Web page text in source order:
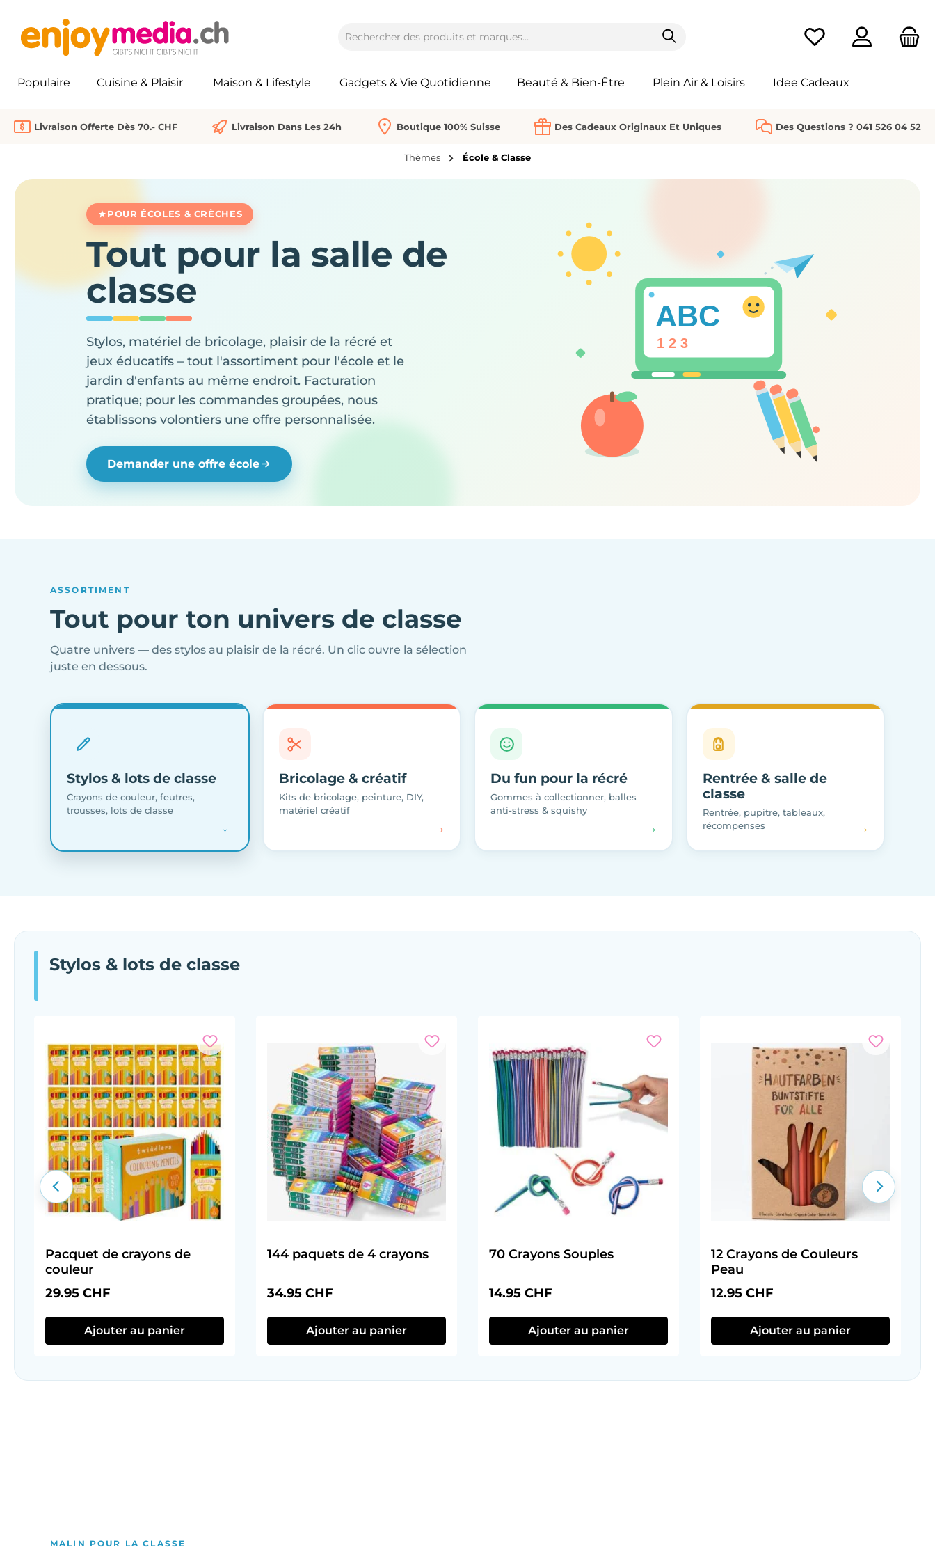
Vous avez 0 articles
Populaire Cuisine & Plaisir Maison & Lifestyle Gadgets & Vie Quotidienne Beauté & Bien-Être Plein Air & Loisirs Idee Cadeaux
Livraison Offerte Dès 70.- CHF Livraison Dans Les 24h Boutique 100% Suisse Des Cadeaux Originaux Et Uniques Des Questions ? 041 526 04 52
Thèmes École & Classe
POUR ÉCOLES & CRÈCHES
Tout pour la salle de
classe
Stylos, matériel de bricolage, plaisir de la récré et
jeux éducatifs – tout l'assortiment pour l'école et le
jardin d'enfants au même endroit. Facturation
pratique; pour les commandes groupées, nous
établissons volontiers une offre personnalisée.
Demander une offre école
ABC
1 2 3
ASSORTIMENT
Tout pour ton univers de classe
Quatre univers — des stylos au plaisir de la récré. Un clic ouvre la sélection
juste en dessous.
Stylos & lots de classe
Crayons de couleur, feutres,
trousses, lots de classe
→
Bricolage & créatif
Kits de bricolage, peinture, DIY,
matériel créatif
→
Du fun pour la récré
Gommes à collectionner, balles
anti-stress & squishy
→
Rentrée & salle de
classe
Rentrée, pupitre, tableaux,
récompenses
→
Stylos & lots de classe
Pacquet de crayons de
couleur
Prix régulier :
29.95 CHF
Ajouter au panier
144 paquets de 4 crayons
Prix régulier :
34.95 CHF
Ajouter au panier
70 Crayons Souples
Prix régulier :
14.95 CHF
Ajouter au panier
12 Crayons de Couleurs
Peau
Prix régulier :
12.95 CHF
Ajouter au panier
MALIN POUR LA CLASSE